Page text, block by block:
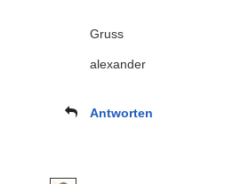
Gruss
alexander
Antworten